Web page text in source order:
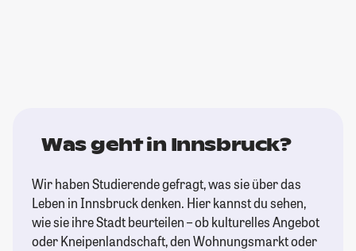
Was geht in Innsbruck?
Wir haben Studierende gefragt, was sie über das
Leben in Innsbruck denken. Hier kannst du sehen,
wie sie ihre Stadt beurteilen – ob kulturelles Angebot
oder Kneipenlandschaft, den Wohnungsmarkt oder